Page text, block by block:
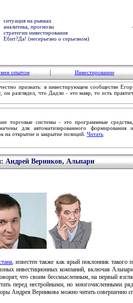
ситуация на рынках
аналитика, прогнозы
стратегии инвестирования
Ебит?Да! (несерьезно о серьезном)
опытом Инвестирование
признать: в инвестирующем сообществе
разглядел, что Дадли - это мавр, то есть
системы - это программные средства,
для автоматизированного формирования и
на открытие и закрытие позиций. Читать
Андрей Верников, Альпари
, известен также как ярый поклонник такого
инвестиционных компаний, включая
что своим бессмысленным, на первый
перед нестройными, но многочисленными
Андрея Верникова можно читать совершенно